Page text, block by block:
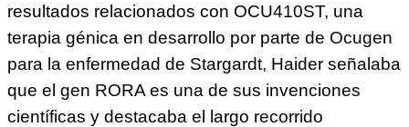
resultados relacionados con OCU410ST, una
terapia génica en desarrollo por parte de Ocugen
para la enfermedad de Stargardt, Haider señalaba
que el gen RORA es una de sus invenciones
científicas y destacaba el largo recorrido